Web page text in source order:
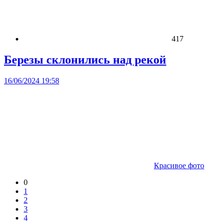
417
Березы склонились над рекой
16/06/2024 19:58
Красивое фото
0
1
2
3
4